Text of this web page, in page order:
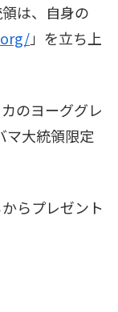
は、自身の
」を立ち上
のヨーググレ
マ大統領限定
らプレゼント